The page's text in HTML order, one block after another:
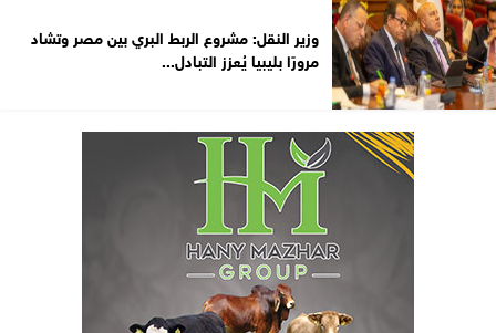
وزير النقل: مشروع الربط البري بين مصر وتشاد
مرورًا بليبيا يُعزز التبادل...